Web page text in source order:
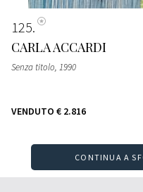
125
CARLA ACCARDI
Senza titolo, 1990
VENDUTO € 2.816
CONTINUA A